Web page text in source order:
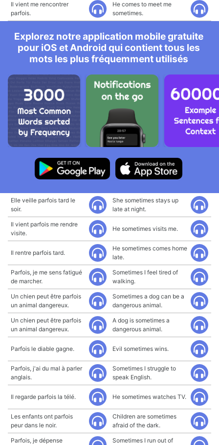
Il vient me rencontrer
parfois.
He comes to meet me
sometimes.
Explorez notre application mobile gratuite
pour iOS et Android qui contient tous les
mots les plus fréquemment utilisés
Elle veille parfois tard le
soir.
She sometimes stays up
late at night.
Il vient parfois me rendre
visite.
He sometimes visits me.
Il rentre parfois tard.
He sometimes comes home
late.
Parfois, je me sens fatigué
de marcher.
Sometimes I feel tired of
walking.
Un chien peut être parfois
un animal dangereux.
Sometimes a dog can be a
dangerous animal.
Un chien peut être parfois
un animal dangereux.
A dog is sometimes a
dangerous animal.
Parfois le diable gagne. Evil sometimes wins.
Parfois, j'ai du mal à parler
anglais.
Sometimes I struggle to
speak English.
Il regarde parfois la télé. He sometimes watches TV.
Les enfants ont parfois
peur dans le noir.
Children are sometimes
afraid of the dark.
Parfois, je dépense
Sometimes I run out of